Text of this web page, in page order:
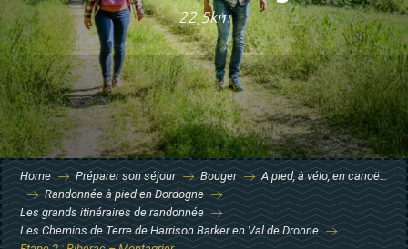
22,5km
Home Préparer son séjour Bouger
A pied, à vélo, en canoë…
Randonnée à pied en Dordogne
Les grands itinéraires de randonnée
Les Chemins de Terre de Harrison Barker en Val de Dronne